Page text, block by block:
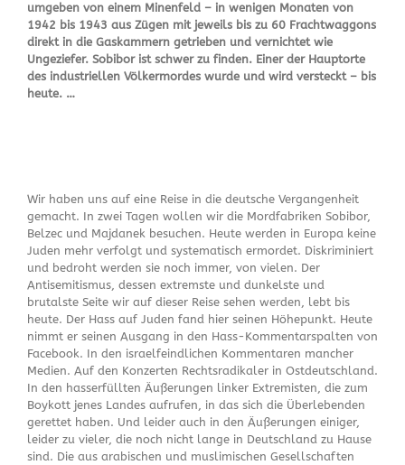
umgeben von einem Minenfeld – in wenigen Monaten von
1942 bis 1943 aus Zügen mit jeweils bis zu 60 Frachtwaggons
direkt in die Gaskammern getrieben und vernichtet wie
Ungeziefer. Sobibor ist schwer zu finden. Einer der Hauptorte
des industriellen Völkermordes wurde und wird versteckt – bis
heute. …
Wir haben uns auf eine Reise in die deutsche Vergangenheit
gemacht. In zwei Tagen wollen wir die Mordfabriken Sobibor,
Belzec und Majdanek besuchen. Heute werden in Europa keine
Juden mehr verfolgt und systematisch ermordet. Diskriminiert
und bedroht werden sie noch immer, von vielen. Der
Antisemitismus, dessen extremste und dunkelste und
brutalste Seite wir auf dieser Reise sehen werden, lebt bis
heute. Der Hass auf Juden fand hier seinen Höhepunkt. Heute
nimmt er seinen Ausgang in den Hass-Kommentarspalten von
Facebook. In den israelfeindlichen Kommentaren mancher
Medien. Auf den Konzerten Rechtsradikaler in Ostdeutschland.
In den hasserfüllten Äußerungen linker Extremisten, die zum
Boykott jenes Landes aufrufen, in das sich die Überlebenden
gerettet haben. Und leider auch in den Äußerungen einiger,
leider zu vieler, die noch nicht lange in Deutschland zu Hause
sind. Die aus arabischen und muslimischen Gesellschaften